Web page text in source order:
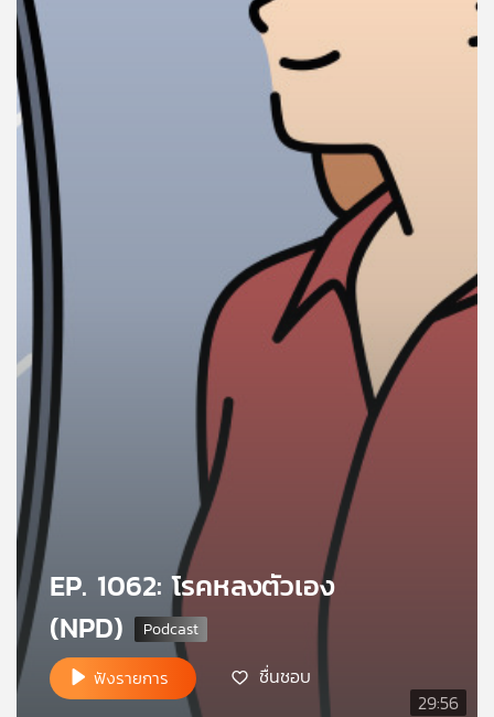
บทความ
ข่าว
และ
กิจกรรม
เกี่ยว
เครือ
ข่าย
วิทยุ
ไทย
พี
บี
เอส
แผนที่
วิทยุ
เครือ
29:56
EP. 1062: โรคหลงตัวเอง
(NPD)
ฟังรายการ ชื่นชอบ